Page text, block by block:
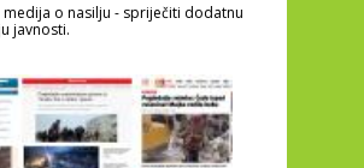
medija o nasilju - spriječiti dodatnu
javnosti.